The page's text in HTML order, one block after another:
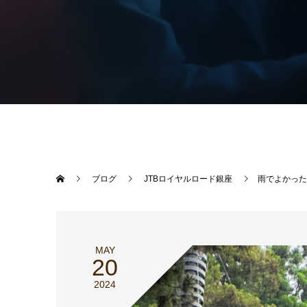
ブログ JTBロイヤルロード銀座 雨でよかった
MAY
20
2024